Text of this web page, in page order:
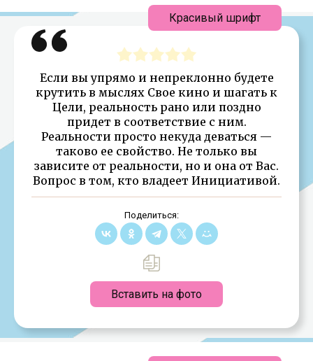
Если вы упрямо и непреклонно будете
крутить в мыслях Свое кино и шагать к
Цели, реальность рано или поздно
придет в соответствие с ним.
Реальности просто некуда деваться —
таково ее свойство. Не только вы
зависите от реальности, но и она от Вас.
Вопрос в том, кто владеет Инициативой.
Поделиться:
Вставить на фото
Красивый шрифт